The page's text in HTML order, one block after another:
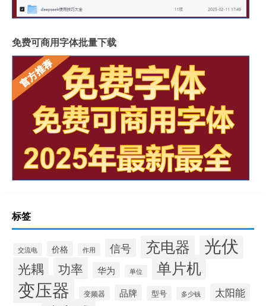
免费可商用字体批量下载
标签
交流电 价格 作用 信号 充电器 光伏
光耦 功率 华为 单位 单片机
变压器 变频器 品牌 型号 多少钱 太阳能